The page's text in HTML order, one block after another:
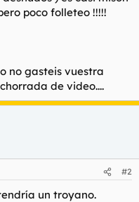
poco folleteo !!!!!
no gasteis vuestra
de video....
#2
un troyano.